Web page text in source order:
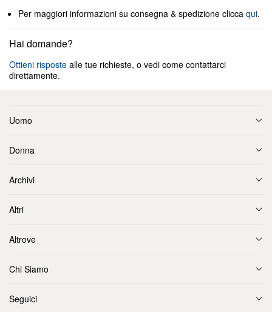
Per maggiori informazioni su consegna & spedizione clicca qui.
Hai domande?
Ottieni risposte alle tue richieste, o vedi come contattarci
direttamente.
Uomo
Donna
Archivi
Altri
Altrove
Chi Siamo
Seguici